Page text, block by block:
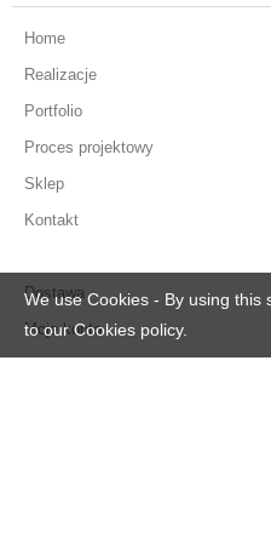
Home
Realizacje
Portfolio
Proces projektowy
Sklep
Kontakt
Dostawa
Moje konto
We use Cookies - By using this
to our Cookies policy.